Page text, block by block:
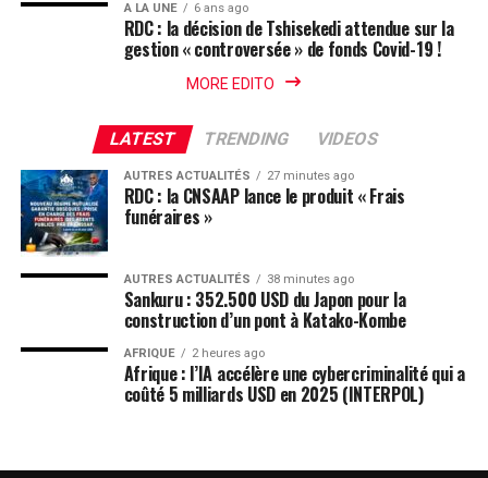
A LA UNE 6 ans ago
RDC : la décision de Tshisekedi attendue sur la
gestion « controversée » de fonds Covid-19 !
MORE EDITO
LATEST TRENDING VIDEOS
AUTRES ACTUALITÉS 27 minutes ago
RDC : la CNSAAP lance le produit « Frais
funéraires »
AUTRES ACTUALITÉS 38 minutes ago
Sankuru : 352.500 USD du Japon pour la
construction d’un pont à Katako-Kombe
AFRIQUE 2 heures ago
Afrique : l’IA accélère une cybercriminalité qui a
coûté 5 milliards USD en 2025 (INTERPOL)